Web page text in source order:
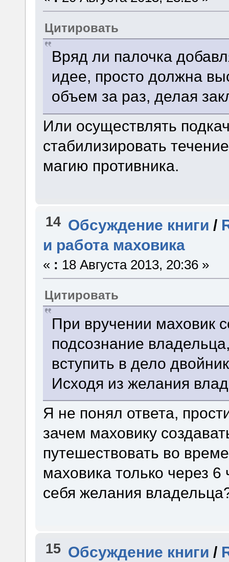
Цитировать
Вряд ли палочка
идее, просто должна
объем за раз, делая
Или осуществлять
стабилизировать
магию противника.
14 Обсуждение книги /
и работа маховика
« : 18 Августа 2013, 20:36 »
Цитировать
При вручении маховик
подсознание
вступить в дело
Исходя из желания
Я не понял ответа,
зачем маховику
путешествовать во
маховика только через
себя желания
15 Обсуждение книги /